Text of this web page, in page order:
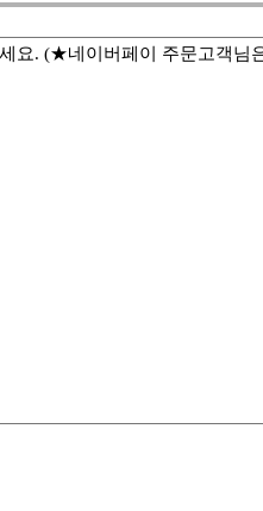
요. (★네이버페이 주문고객님